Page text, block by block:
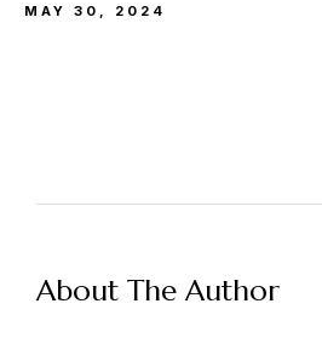
MAY 30, 2024
About The Author
Jumat: 13.30-22.00